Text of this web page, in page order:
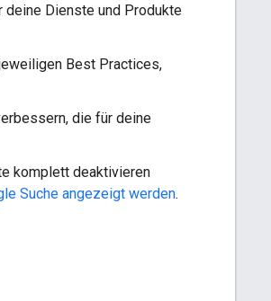
deine Dienste und Produkte
Best Practices,
die für deine
komplett deaktivieren
Suche angezeigt werden.